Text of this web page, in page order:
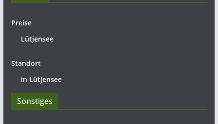
Preise
Lütjensee
Standort
in Lütjensee
Sonstiges